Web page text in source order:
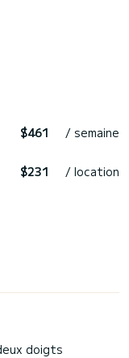
$461 / semaine
$231 / location
doigts